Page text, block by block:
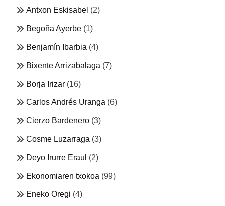
Antxon Eskisabel (2)
Begoña Ayerbe (1)
Benjamín Ibarbia (4)
Bixente Arrizabalaga (7)
Borja Irizar (16)
Carlos Andrés Uranga (6)
Cierzo Bardenero (3)
Cosme Luzarraga (3)
Deyo Irurre Eraul (2)
Ekonomiaren txokoa (99)
Eneko Oregi (4)